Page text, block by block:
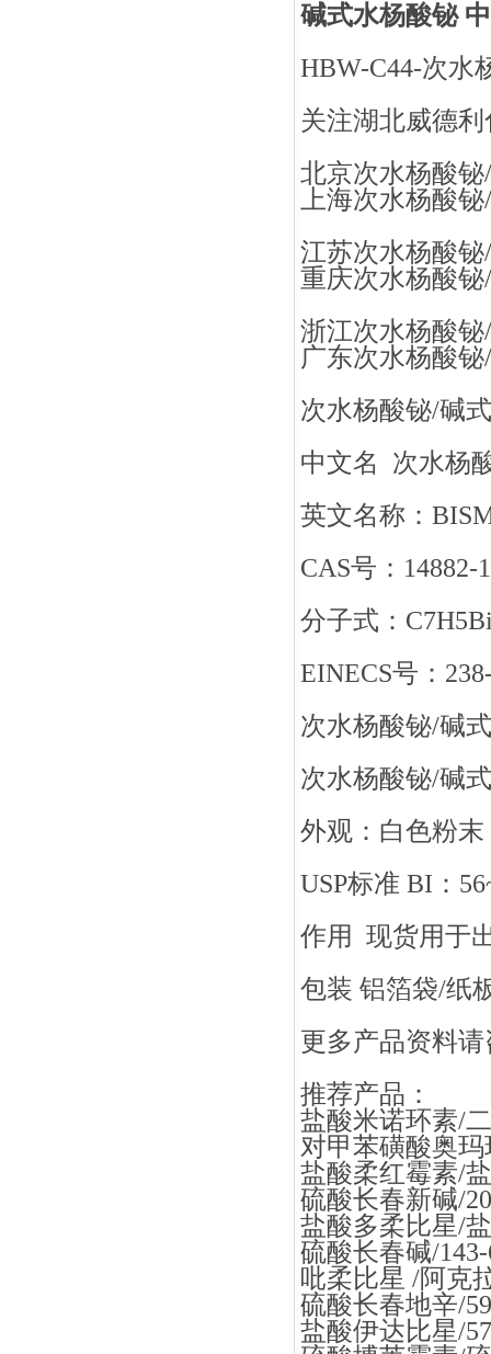
碱式水杨酸铋
HBW-C44-次水
关注湖北威德
北京次水杨酸
上海次水杨酸
江苏次水杨酸
重庆次水杨酸
浙江次水杨酸
广东次水杨酸
次水杨酸铋/碱
中文名 次水
英文名称：
CAS号：14882-
分子式：
EINECS号：
次水杨酸铋/碱
次水杨酸铋/碱
外观：白色粉末
USP标准 BI：
作用 现货用于
包装 铝箔袋/纸
更多产品资料
推荐产品：
盐酸米诺环素/
对甲苯磺酸奥玛
盐酸柔红霉素/
硫酸长春新碱/
盐酸多柔比星/
硫酸长春碱/
吡柔比星 /阿克
硫酸长春地辛/
盐酸伊达比星/